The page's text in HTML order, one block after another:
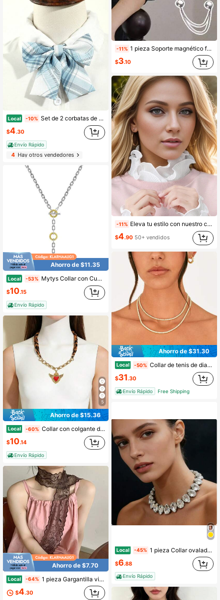
Local -10% Set de 2 corbatas de mujer con estilo casual y estilo universitario, con patrones a cuadros y de rayas. Fácil de atar y desatar, adecuado para la escuela, salidas diarias, viajes y festivales
$4.30
Envío Rápido
4Hay otros vendedores
Ahorro de $11.35
Local -53% Mytys Collar con Cuentas de Dos Tonos en Forma de Círculo con Y y Cierre de Palanca, Cadena de Eslabones de Clip de Papel Texturizada Ajustable, Joyería Moderna de Capas para Uso Diario para Ella
$10.15
Envío Rápido
5
Ahorro de $15.36
Local -60% Collar con colgante de corazón/sol con estampado de leopardo de moda para mujer, accesorios de joyería personalizada
$10.14
Envío Rápido
Ahorro de $7.70
Local -64% 1 pieza Gargantilla vintage de tono apagado con borde ondulado y bordado de rama, cinta larga y fluida para sesión de fotos retro, atuendo elegante diario, accesorio estético para mujer
$4.30
-11% 1 pieza Soporte magnético fuerte para manga de camisa sin huellas, herramienta multiusos para acortar dobladillo de camisetas, sujetador para pierna de pantalón, fijador de accesorios para envolver la cabeza
$3.10
-11% Eleva tu estilo con nuestro cuello falso plisado con ribete de encaje para mujer. Con puños falsos, un accesorio esencial para todo el año en diversos estilos. Accesorios para el Día de San Valentín
$4.90 50+ vendidos
Ahorro de $31.30
Local -50% Collar de tenis de diamantes simulados de 3 mm chapado en oro de 14K - Collar largo y grueso para mujeres - Tamaños 15" y 18"
$31.30
Envío Rápido Free Shipping
Local -45% 1 pieza Collar ovalado, elegante estilo europeo con colgante de gota y cadena de clavícula para mujer
$6.88
Envío Rápido